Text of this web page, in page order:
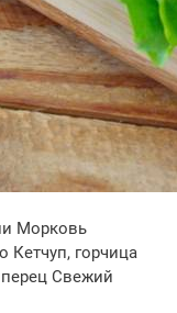
Морковь
Кетчуп, горчица
Свежий